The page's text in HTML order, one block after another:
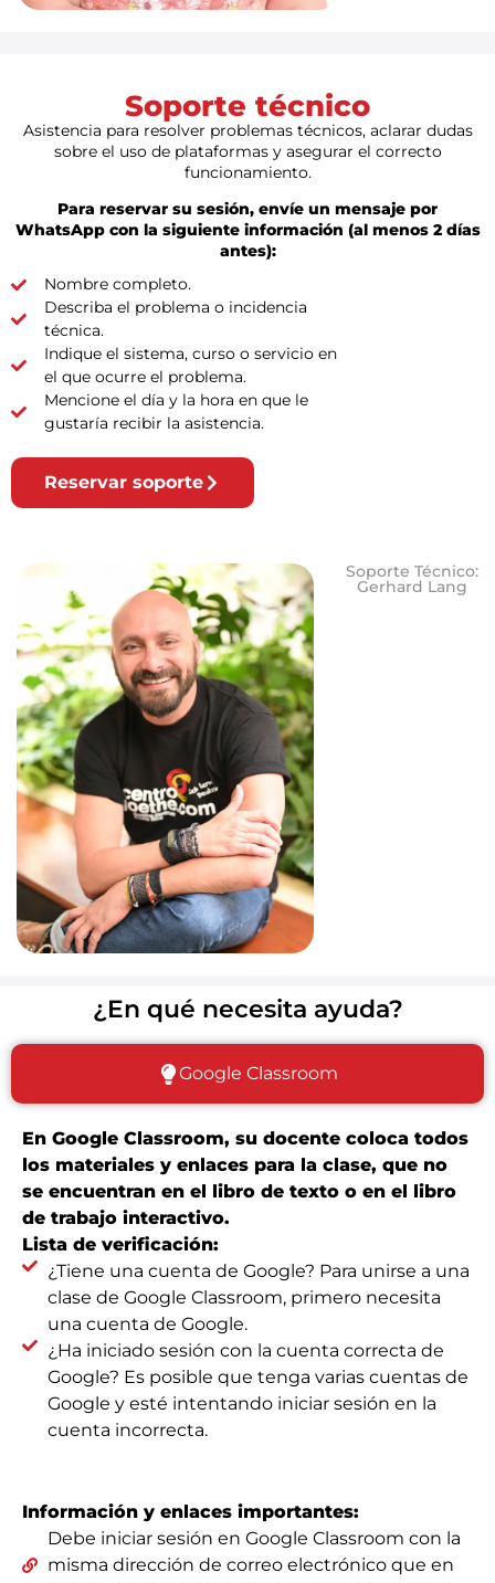
Soporte Técnico:
Gerhard Lang
Soporte técnico
Asistencia para resolver problemas técnicos, aclarar dudas
sobre el uso de plataformas y asegurar el correcto
funcionamiento.
Para reservar su sesión, envíe un mensaje por
WhatsApp con la siguiente información (al menos 2 días
antes):
Nombre completo.
Describa el problema o incidencia
técnica.
Indique el sistema, curso o servicio en
el que ocurre el problema.
Mencione el día y la hora en que le
gustaría recibir la asistencia.
Reservar soporte
¿En qué necesita ayuda?
Google Classroom
En Google Classroom, su docente coloca todos
los materiales y enlaces para la clase, que no
se encuentran en el libro de texto o en el libro
de trabajo interactivo.
Lista de verificación:
¿Tiene una cuenta de Google? Para unirse a una
clase de Google Classroom, primero necesita
una cuenta de Google.
¿Ha iniciado sesión con la cuenta correcta de
Google? Es posible que tenga varias cuentas de
Google y esté intentando iniciar sesión en la
cuenta incorrecta.
Información y enlaces importantes:
Debe iniciar sesión en Google Classroom con la
misma dirección de correo electrónico que en